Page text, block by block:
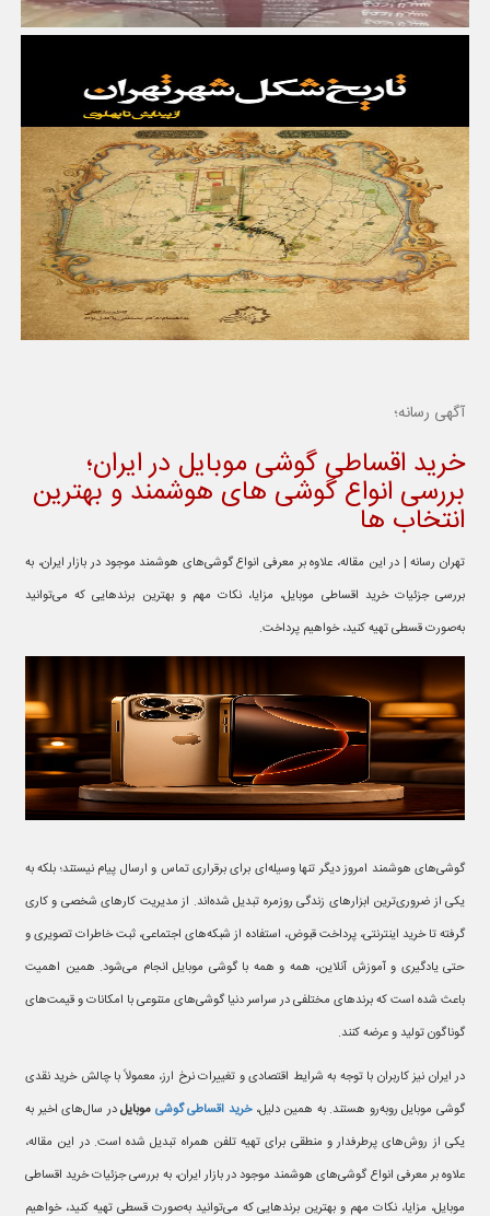
آگهی رسانه؛
خرید اقساطی گوشی موبایل در ایران؛
بررسی انواع گوشی های هوشمند و بهترین
انتخاب ها
تهران رسانه | در این مقاله، علاوه بر معرفی انواع گوشی‌های هوشمند موجود در بازار ایران، به
بررسی جزئیات خرید اقساطی موبایل، مزایا، نکات مهم و بهترین برندهایی که می‌توانید
به‌صورت قسطی تهیه کنید، خواهیم پرداخت.
گوشی‌های هوشمند امروز دیگر تنها وسیله‌ای برای برقراری تماس و ارسال پیام نیستند؛ بلکه به
یکی از ضروری‌ترین ابزارهای زندگی روزمره تبدیل شده‌اند. از مدیریت کارهای شخصی و کاری
گرفته تا خرید اینترنتی، پرداخت قبوض، استفاده از شبکه‌های اجتماعی، ثبت خاطرات تصویری و
حتی یادگیری و آموزش آنلاین، همه و همه با گوشی موبایل انجام می‌شود. همین اهمیت
باعث شده است که برندهای مختلفی در سراسر دنیا گوشی‌های متنوعی با امکانات و قیمت‌های
گوناگون تولید و عرضه کنند.
در ایران نیز کاربران با توجه به شرایط اقتصادی و تغییرات نرخ ارز، معمولاً با چالش خرید نقدی
گوشی موبایل روبه‌رو هستند. به همین دلیل،خرید اقساطی گوشی موبایلدر سال‌های اخیر به
یکی از روش‌های پرطرفدار و منطقی برای تهیه تلفن همراه تبدیل شده است. در این مقاله،
علاوه بر معرفی انواع گوشی‌های هوشمند موجود در بازار ایران، به بررسی جزئیات خرید اقساطی
موبایل، مزایا، نکات مهم و بهترین برندهایی که می‌توانید به‌صورت قسطی تهیه کنید، خواهیم